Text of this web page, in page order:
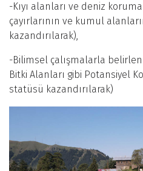
-Kıyı alanları ve deniz
çayırlarının ve kumul
kazandırılarak),
-Bilimsel çalışmalarla
Bitki Alanları gibi Potansiyel
statüsü kazandırılarak)